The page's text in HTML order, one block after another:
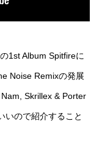
1st Album Spitfireに
Noise Remixの発展
Skrillex & Porter
いので紹介すること